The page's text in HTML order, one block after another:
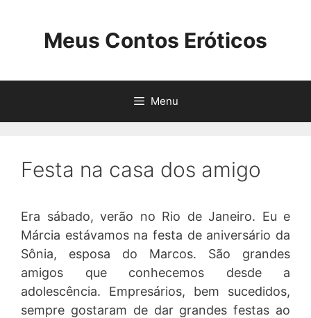
Meus Contos Eróticos
Menu
Festa na casa dos amigo
Era sábado, verão no Rio de Janeiro. Eu e
Márcia estávamos na festa de aniversário da
Sônia, esposa do Marcos. São grandes
amigos que conhecemos desde a
adolescência. Empresários, bem sucedidos,
sempre gostaram de dar grandes festas ao